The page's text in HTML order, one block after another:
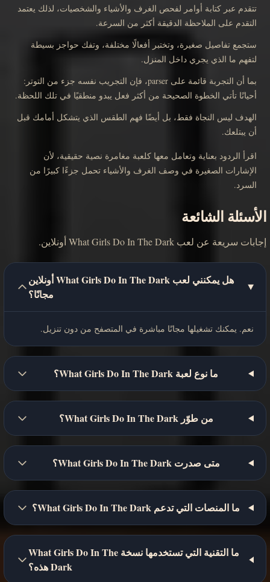
تتقدم عبر كتابة أوامر لفحص الغرف والأشياء والشخصيات، لذلك يعتمد
التقدم على الملاحظة الدقيقة أكثر من السرعة.
ستجمع تفاصيل صغيرة، وتختبر أفعالًا مختلفة، وتفك حواجز بسيطة
لتفهم ما الذي يجري داخل المنزل.
بما أن التجربة قائمة على parser، فإن التجريب نفسه جزء من التوتر:
أحيانًا تأتي الخطوة الصحيحة من أكثر فعل يبدو منطقيًا في تلك اللحظة.
الهدف ليس النجاة فقط، بل أيضًا فهم الطقس الذي يتشكل أمامك قبل
أن يبتلعك.
اقرأ الردود بعناية وتعامل معها كلعبة مغامرة نصية حقيقية، لأن
الإشارات الصغيرة في وصف الغرف والأشياء تحمل جزءًا كبيرًا من
السرد.
الأسئلة الشائعة
إجابات سريعة عن لعب What Girls Do In The Dark أونلاين.
هل يمكنني لعب What Girls Do In The Dark أونلاين
مجانًا؟
نعم. يمكنك تشغيلها مجانًا مباشرة في المتصفح من دون تنزيل.
ما نوع لعبة What Girls Do In The Dark؟
من طوّر What Girls Do In The Dark؟
متى صدرت What Girls Do In The Dark؟
ما المنصات التي تدعم What Girls Do In The Dark؟
ما التقنية التي تستخدمها نسخة What Girls Do In The
Dark هذه؟